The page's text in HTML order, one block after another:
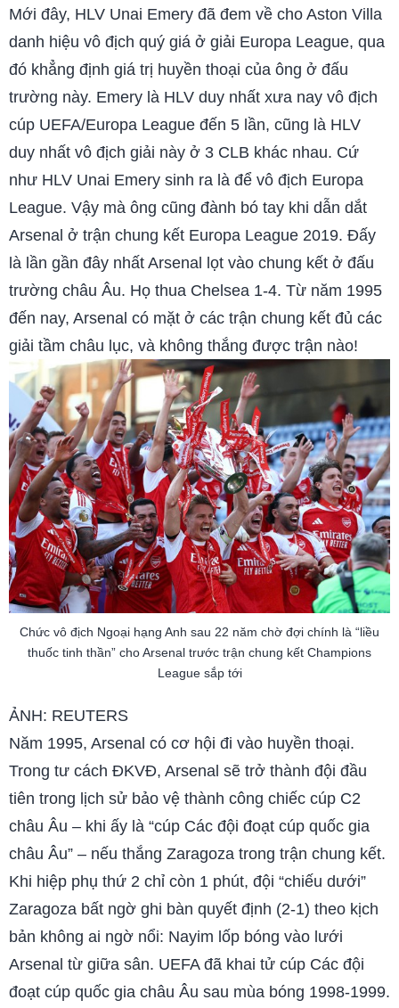
Mới đây, HLV Unai Emery đã đem về cho Aston Villa
danh hiệu vô địch quý giá ở giải Europa League, qua
đó khẳng định giá trị huyền thoại của ông ở đấu
trường này. Emery là HLV duy nhất xưa nay vô địch
cúp UEFA/Europa League đến 5 lần, cũng là HLV
duy nhất vô địch giải này ở 3 CLB khác nhau. Cứ
như HLV Unai Emery sinh ra là để vô địch Europa
League. Vậy mà ông cũng đành bó tay khi dẫn dắt
Arsenal ở trận chung kết Europa League 2019. Đấy
là lần gần đây nhất Arsenal lọt vào chung kết ở đấu
trường châu Âu. Họ thua Chelsea 1-4. Từ năm 1995
đến nay, Arsenal có mặt ở các trận chung kết đủ các
giải tầm châu lục, và không thắng được trận nào!
Chức vô địch Ngoại hạng Anh sau 22 năm chờ đợi chính là “liều
thuốc tinh thần” cho Arsenal trước trận chung kết Champions
League sắp tới
ẢNH: REUTERS
Năm 1995, Arsenal có cơ hội đi vào huyền thoại.
Trong tư cách ĐKVĐ, Arsenal sẽ trở thành đội đầu
tiên trong lịch sử bảo vệ thành công chiếc cúp C2
châu Âu – khi ấy là “cúp Các đội đoạt cúp quốc gia
châu Âu” – nếu thắng Zaragoza trong trận chung kết.
Khi hiệp phụ thứ 2 chỉ còn 1 phút, đội “chiếu dưới”
Zaragoza bất ngờ ghi bàn quyết định (2-1) theo kịch
bản không ai ngờ nổi: Nayim lốp bóng vào lưới
Arsenal từ giữa sân. UEFA đã khai tử cúp Các đội
đoạt cúp quốc gia châu Âu sau mùa bóng 1998-1999.